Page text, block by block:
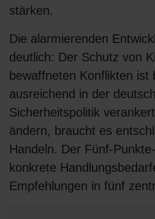
stärken.
Die alarmierenden
deutlich: Der Schutz von
bewaffneten Konflikten ist
ausreichend in der
Sicherheitspolitik
ändern, braucht es
Handeln. Der Fünf-
konkrete
Empfehlungen in fünf